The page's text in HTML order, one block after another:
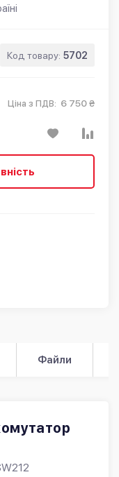
Код товару: 5702
Ціна з ПДВ: 6 750 ₴
Файли